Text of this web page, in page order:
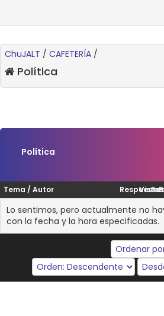
ChuJALT / CAFETERÍA /
Política
Política
Tema / Autor Vistas
Lo sentimos, pero actualmente no
con la fecha y la hora especificadas.